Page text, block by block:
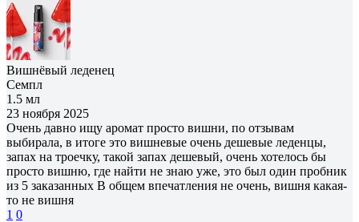
Вишнёвый леденец
Семпл
1.5 мл
23 ноября 2025
Очень давно ищу аромат просто вишни, по отзывам
выбирала, в итоге это вишневые очень дешевые леденцы,
запах на троечку, такой запах дешевый, очень хотелось бы
просто вишню, где найти не знаю уже, это был один пробник
из 5 заказанных В общем впечатления не очень, вишня какая-
то не вишня
1 0